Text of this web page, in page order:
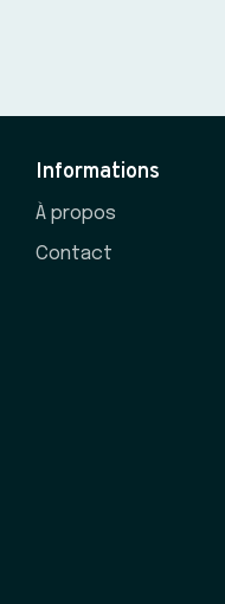
Informations
À propos
Contact